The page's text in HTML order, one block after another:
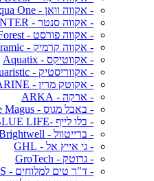
- אקווה וואן - Aqua One
- אקווה סנטר - AQUA CENTER
- אקווה פורסט - Aqua Forest
- אקווה קרמיק - Aqua Ceramic
- אקווטיקס - Aquatix
- אקווריסטיק - Aquaristic
- אקוטק מרין - ECOTECH MARINE
- ארקה - ARKA
- באבל מגוס - Bubble Magus
- בלו לייף -BLUE LIFE
- ברייטוול - Brightwell
- גי אייץ אל - GHL
- גרוטק - GroTech
- ד"ר טים למלוחים - DR. TIM'S